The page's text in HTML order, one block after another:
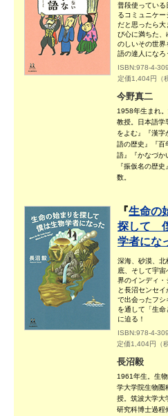
普段使っている
るコミュニケ
だと思ったら大
び心に満ちた、
のしいその世界
語の達人になろ
ISBN:978-4-
定価1,404円（
今野真二
1958年生まれ
教授。日本語学
をよむ』『漢字
語の歴史』『百
語』『かなづか
『振仮名の歴
数。
『生命の
探して
学者にな
深海、砂漠、北
底、そして宇
界のインディ・
と長沼センセ
で出会ったフシ
を通して「生命
に迫る！
ISBN:978-4-
定価1,404円（税
長沼毅
1961年生。生
学大学院生物圏
授。筑波大学大
研究科博士過程